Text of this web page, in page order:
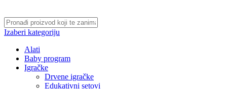
Izaberi kategoriju
Alati
Baby program
Igračke
Drvene igračke
Edukativni setovi